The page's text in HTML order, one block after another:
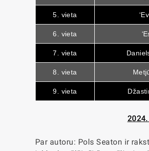
5. vieta
6. vieta
7. vieta
8. vieta
9. vieta
Par autoru: Pols Seaton ir